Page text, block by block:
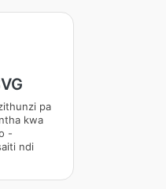
pa
kwa
-
ndi